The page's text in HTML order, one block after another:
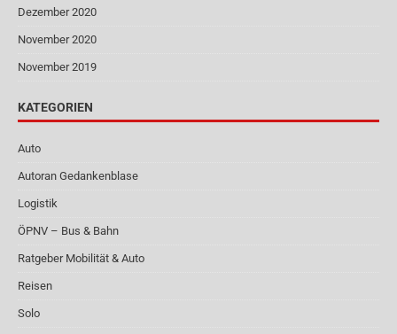
Dezember 2020
November 2020
November 2019
KATEGORIEN
Auto
Autoran Gedankenblase
Logistik
ÖPNV – Bus & Bahn
Ratgeber Mobilität & Auto
Reisen
Solo